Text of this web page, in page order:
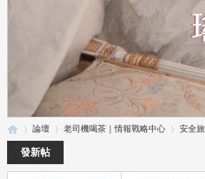
論壇 老司機喝茶｜情報戰略中心 安全
發新帖